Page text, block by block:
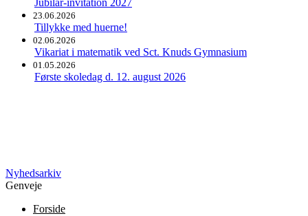
Jubilar-invitation 2027
23.06.2026
Tillykke med huerne!
02.06.2026
Vikariat i matematik ved Sct. Knuds Gymnasium
01.05.2026
Første skoledag d. 12. august 2026
Nyhedsarkiv
Genveje
Forside